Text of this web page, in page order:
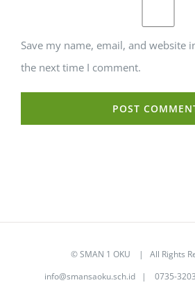
Save my name, email, and website
the next time I comment.
©SMAN 1 OKU
| All Rights
info@smansaoku.sch.id | 0735-